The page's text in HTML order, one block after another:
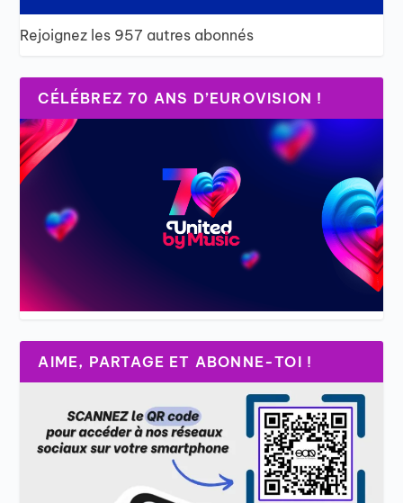
Rejoignez les 957 autres abonnés
CÉLÉBREZ 70 ANS D’EUROVISION !
AIME, PARTAGE ET ABONNE-TOI !